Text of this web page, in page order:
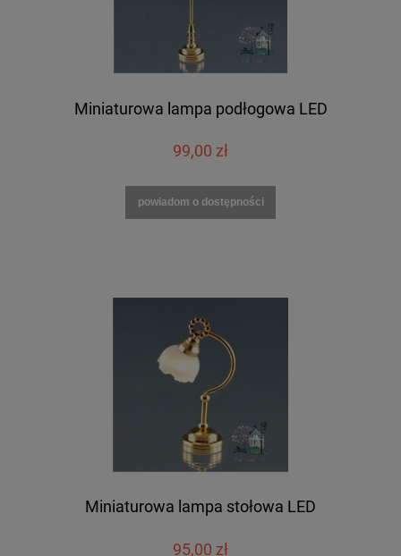
Miniaturowa lampa podłogowa LED
99,00 zł
powiadom o dostępności
Miniaturowa lampa stołowa LED
95,00 zł